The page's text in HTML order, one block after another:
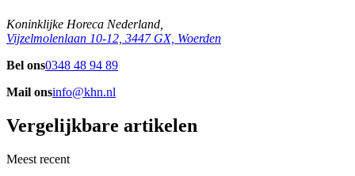
Koninklijke Horeca Nederland,
Vijzelmolenlaan 10-12, 3447 GX, Woerden
Bel ons0348 48 94 89
Mail onsinfo@khn.nl
Vergelijkbare artikelen
Meest recent